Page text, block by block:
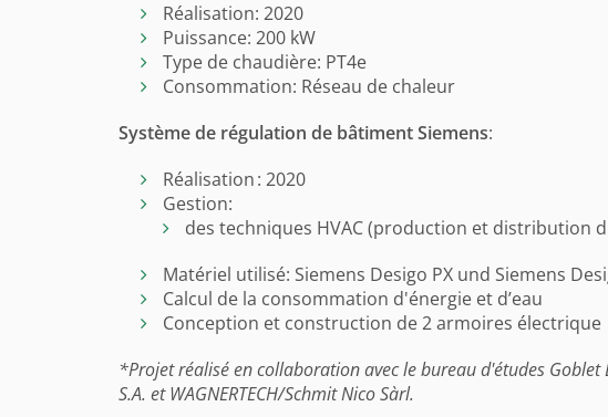
Réalisation: 2020
Puissance: 200 kW
Type de chaudière: PT4e
Consommation: Réseau de chaleur
Système de régulation de bâtiment Siemens:
Réalisation : 2020
Gestion:
des techniques HVAC (production et distribution
Matériel utilisé: Siemens Desigo PX und Siemens
Calcul de la consommation d'énergie et d’eau
Conception et construction de 2 armoires électrique
*Projet réalisé en collaboration avec le bureau d'études Goblet
S.A. et WAGNERTECH/Schmit Nico Sàrl.